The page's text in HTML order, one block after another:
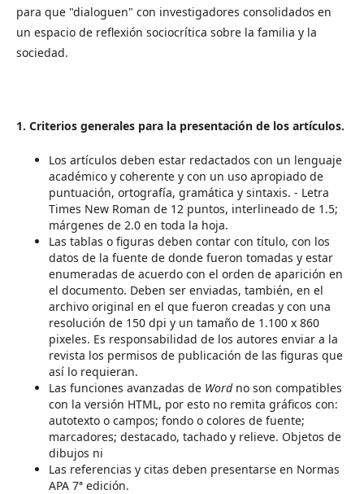
para que "dialoguen" con investigadores consolidados en
un espacio de reflexión sociocrítica sobre la familia y la
sociedad.
1. Criterios generales para la presentación de los artículos.
Los artículos deben estar redactados con un lenguaje
académico y coherente y con un uso apropiado de
puntuación, ortografía, gramática y sintaxis. - Letra
Times New Roman de 12 puntos, interlineado de 1.5;
márgenes de 2.0 en toda la hoja.
Las tablas o figuras deben contar con título, con los
datos de la fuente de donde fueron tomadas y estar
enumeradas de acuerdo con el orden de aparición en
el documento. Deben ser enviadas, también, en el
archivo original en el que fueron creadas y con una
resolución de 150 dpi y un tamaño de 1.100 x 860
pixeles. Es responsabilidad de los autores enviar a la
revista los permisos de publicación de las figuras que
así lo requieran.
Las funciones avanzadas de Word no son compatibles
con la versión HTML, por esto no remita gráficos con:
autotexto o campos; fondo o colores de fuente;
marcadores; destacado, tachado y relieve. Objetos de
dibujos ni
Las referencias y citas deben presentarse en Normas
APA 7ª edición.